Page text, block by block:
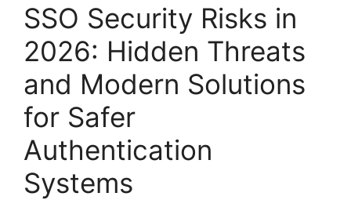
SSO Security Risks in
2026: Hidden Threats
and Modern Solutions
for Safer
Authentication
Systems